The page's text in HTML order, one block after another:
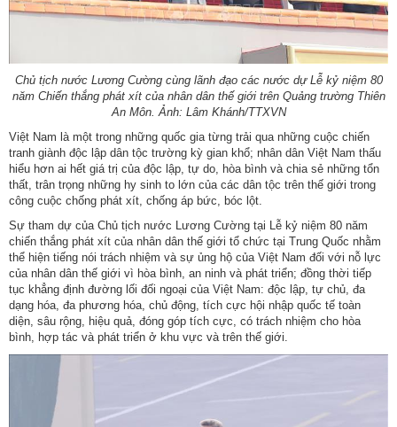
Chủ tịch nước Lương Cường cùng lãnh đạo các nước dự Lễ kỷ niệm 80
năm Chiến thắng phát xít của nhân dân thế giới trên Quảng trường Thiên
An Môn. Ảnh: Lâm Khánh/TTXVN
Việt Nam là một trong những quốc gia từng trải qua những cuộc chiến
tranh giành độc lập dân tộc trường kỳ gian khổ; nhân dân Việt Nam thấu
hiểu hơn ai hết giá trị của độc lập, tự do, hòa bình và chia sẻ những tổn
thất, trân trọng những hy sinh to lớn của các dân tộc trên thế giới trong
công cuộc chống phát xít, chống áp bức, bóc lột.
Sự tham dự của Chủ tịch nước Lương Cường tại Lễ kỷ niệm 80 năm
chiến thắng phát xít của nhân dân thế giới tổ chức tại Trung Quốc nhằm
thể hiện tiếng nói trách nhiệm và sự ủng hộ của Việt Nam đối với nỗ lực
của nhân dân thế giới vì hòa bình, an ninh và phát triển; đồng thời tiếp
tục khẳng định đường lối đối ngoại của Việt Nam: độc lập, tự chủ, đa
dạng hóa, đa phương hóa, chủ động, tích cực hội nhập quốc tế toàn
diện, sâu rộng, hiệu quả, đóng góp tích cực, có trách nhiệm cho hòa
bình, hợp tác và phát triển ở khu vực và trên thế giới.